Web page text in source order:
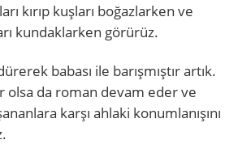
kırıp kuşları boğazlarken ve
kundaklarken görürüz.
babası ile barışmıştır artık.
olsa da roman devam eder ve
karşı ahlaki konumlanışını